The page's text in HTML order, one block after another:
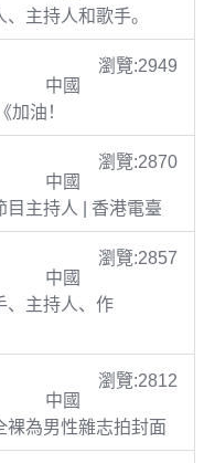
主持人和歌手。
瀏覽:2949
中國
加油！
瀏覽:2870
中國
目主持人 | 香港電臺
瀏覽:2857
中國
、主持人、作
瀏覽:2812
中國
裸為男性雜志拍封面